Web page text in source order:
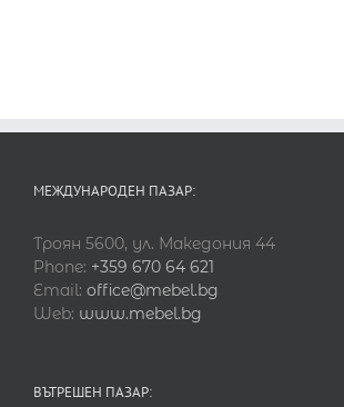
МЕЖДУНАРОДЕН ПАЗАР:
Троян 5600, ул. Македония 44
Phone: +359 670 64 621
Email: office@mebel.bg
Web: www.mebel.bg
ВЪТРЕШЕН ПАЗАР: